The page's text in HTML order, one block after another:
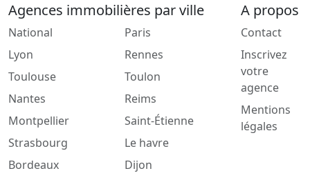
Agences immobilières par ville
National
Lyon
Toulouse
Nantes
Montpellier
Strasbourg
Bordeaux
Paris
Rennes
Toulon
Reims
Saint-Étienne
Le havre
Dijon
A propos
Contact
Inscrivez
votre
agence
Mentions
légales